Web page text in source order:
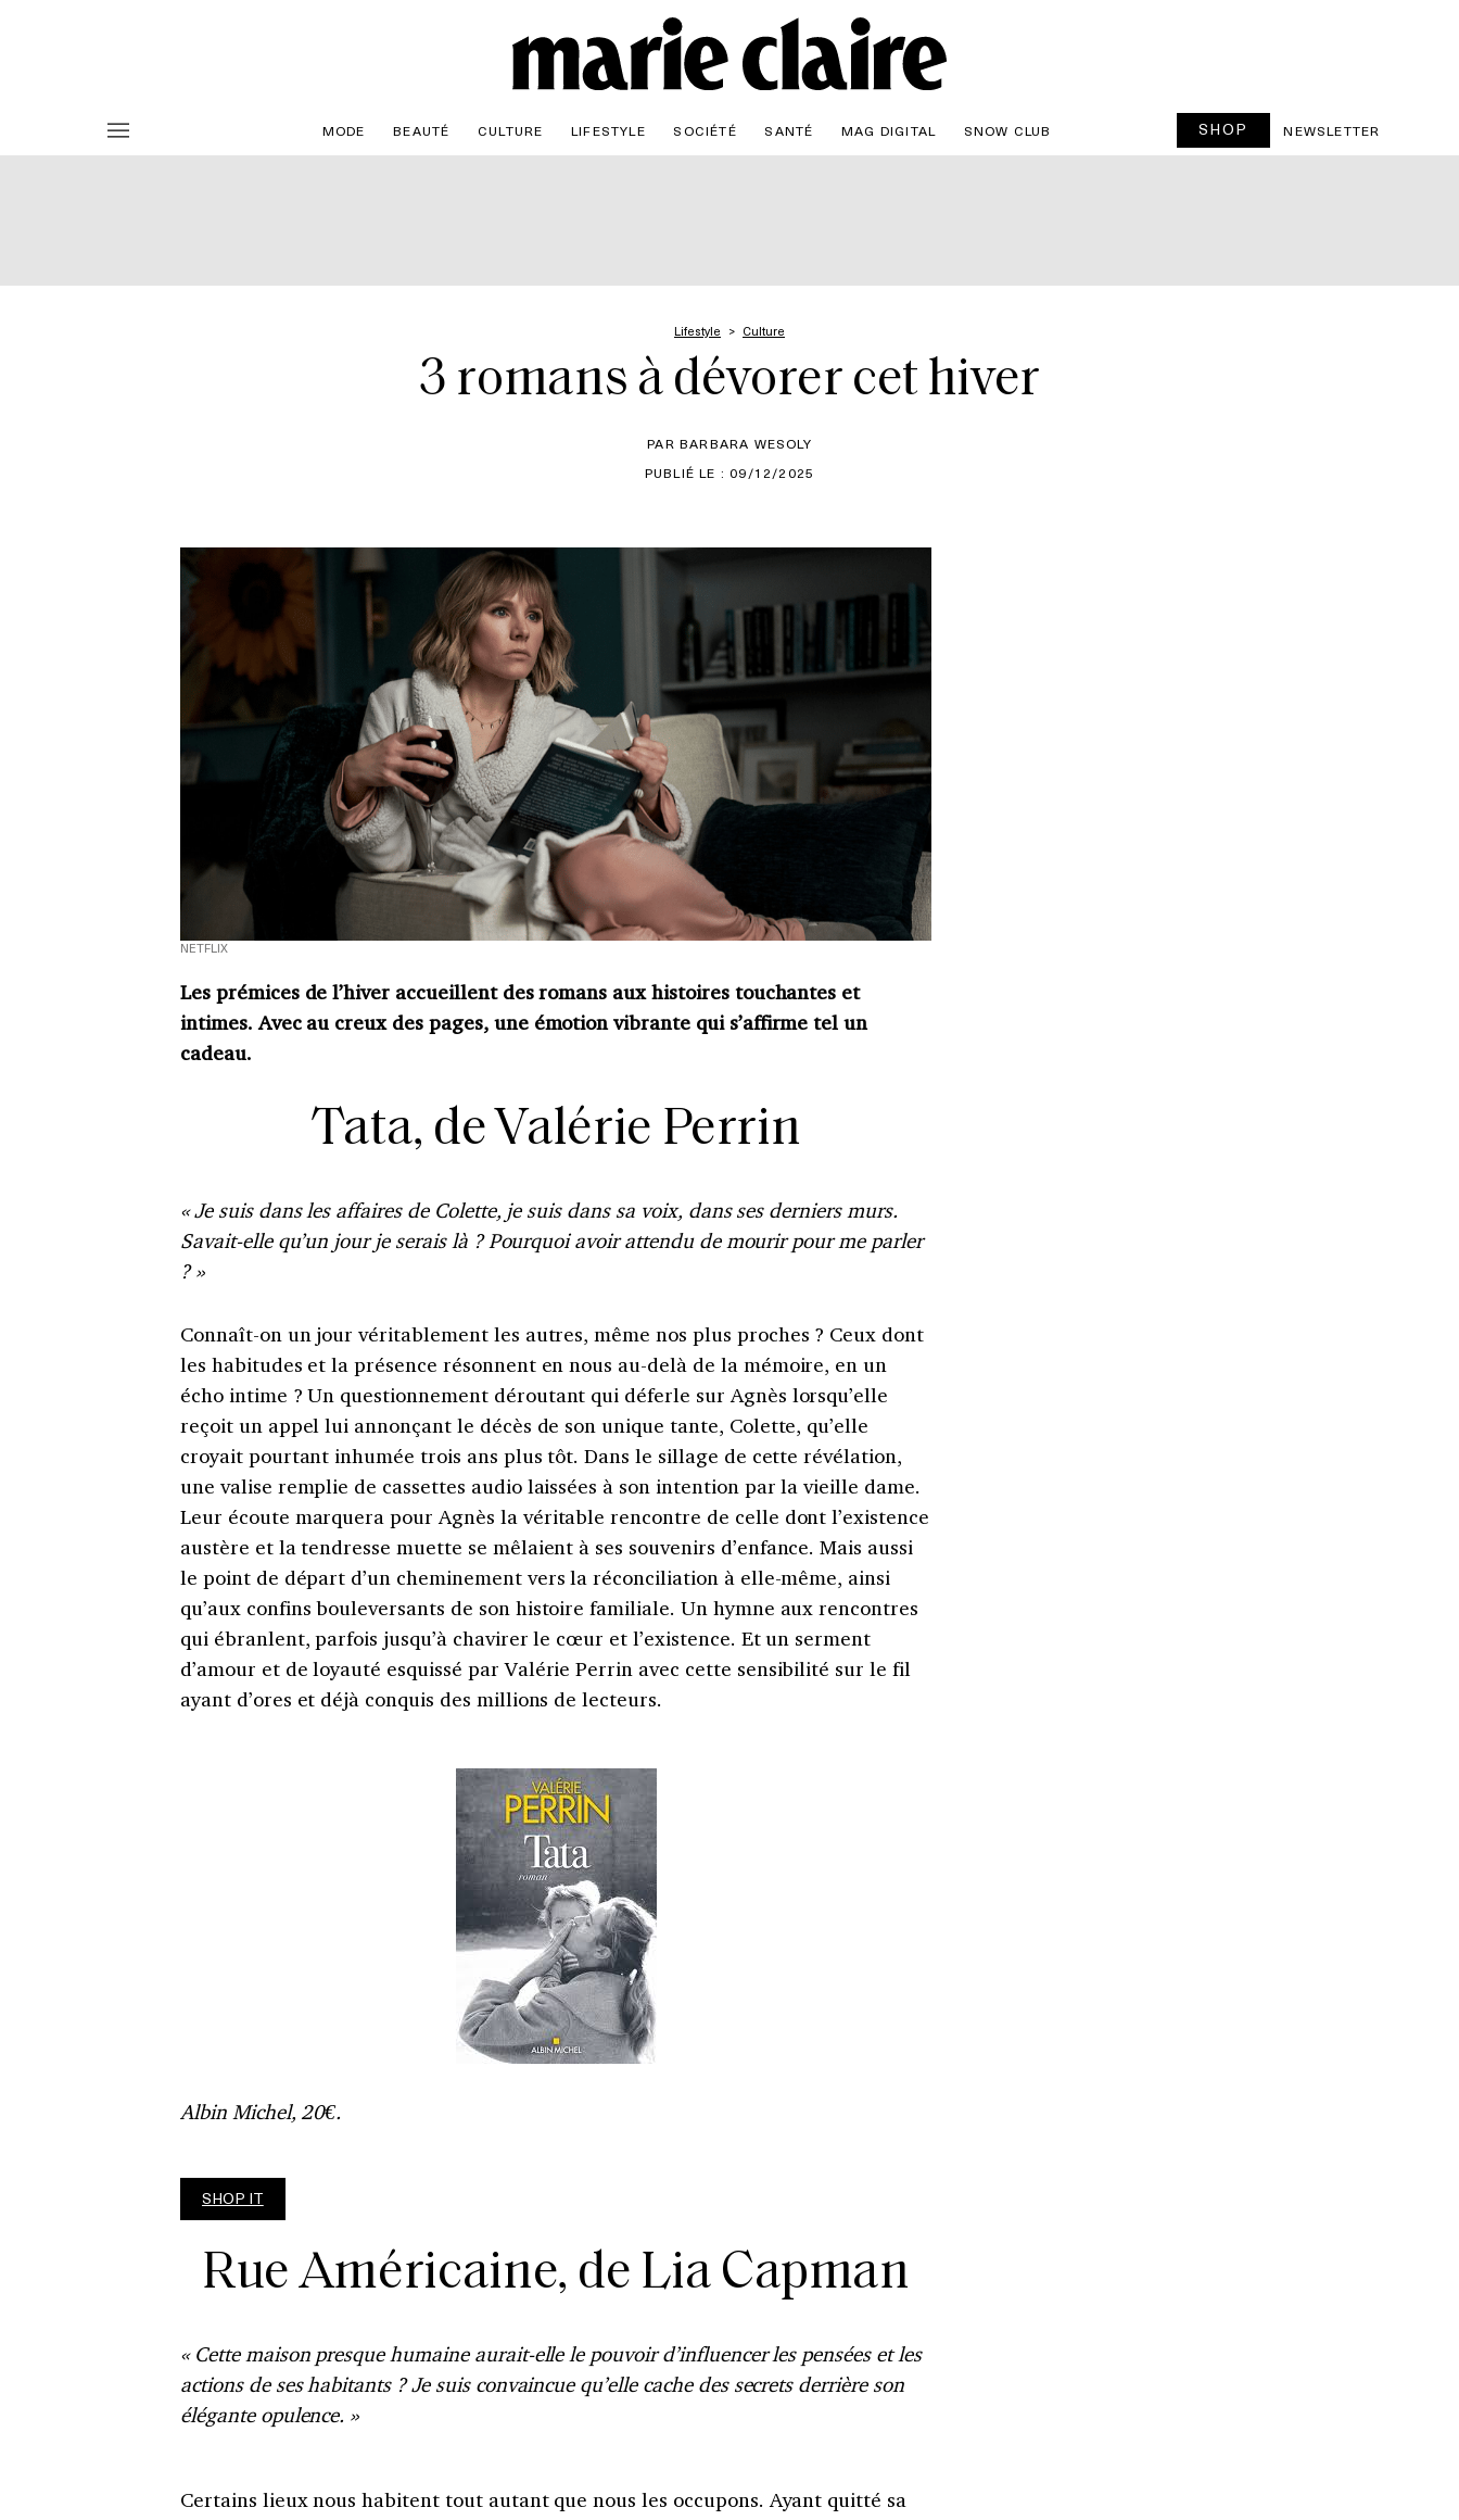
MODE BEAUTÉ CULTURE LIFESTYLE SOCIÉTÉ SANTÉ MAG DIGITAL SNOW CLUB SHOP NEWSLETTER
Lifestyle Culture
3 romans à dévorer cet hiver
PAR BARBARA WESOLY
PUBLIÉ LE : 09/12/2025
NETFLIX
Les prémices de l’hiver accueillent des romans aux histoires touchantes et
intimes. Avec au creux des pages, une émotion vibrante qui s’affirme tel un
cadeau.
Tata, de Valérie Perrin
« Je suis dans les affaires de Colette, je suis dans sa voix, dans ses derniers murs.
Savait-elle qu’un jour je serais là ? Pourquoi avoir attendu de mourir pour me parler
? »
Connaît-on un jour véritablement les autres, même nos plus proches ? Ceux dont
les habitudes et la présence résonnent en nous au-delà de la mémoire, en un
écho intime ? Un questionnement déroutant qui déferle sur Agnès lorsqu’elle
reçoit un appel lui annonçant le décès de son unique tante, Colette, qu’elle
croyait pourtant inhumée trois ans plus tôt. Dans le sillage de cette révélation,
une valise remplie de cassettes audio laissées à son intention par la vieille dame.
Leur écoute marquera pour Agnès la véritable rencontre de celle dont l’existence
austère et la tendresse muette se mêlaient à ses souvenirs d’enfance. Mais aussi
le point de départ d’un cheminement vers la réconciliation à elle-même, ainsi
qu’aux confins bouleversants de son histoire familiale. Un hymne aux rencontres
qui ébranlent, parfois jusqu’à chavirer le cœur et l’existence. Et un serment
d’amour et de loyauté esquissé par Valérie Perrin avec cette sensibilité sur le fil
ayant d’ores et déjà conquis des millions de lecteurs.
Albin Michel, 20€.
SHOP IT
Rue Américaine, de Lia Capman
« Cette maison presque humaine aurait-elle le pouvoir d’influencer les pensées et les
actions de ses habitants ? Je suis convaincue qu’elle cache des secrets derrière son
élégante opulence. »
Certains lieux nous habitent tout autant que nous les occupons. Ayant quitté sa